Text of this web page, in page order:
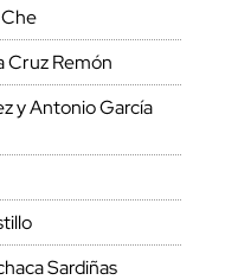
Cruz Remón
y Antonio García
Sardiñas